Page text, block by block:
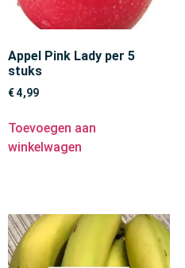
Appel Pink Lady per 5
stuks
€4,99
Toevoegen aan
winkelwagen